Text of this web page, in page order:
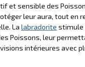
et sensible des
leur aura, tout en
La labradorite stimule
Poissons, leur
intérieures avec